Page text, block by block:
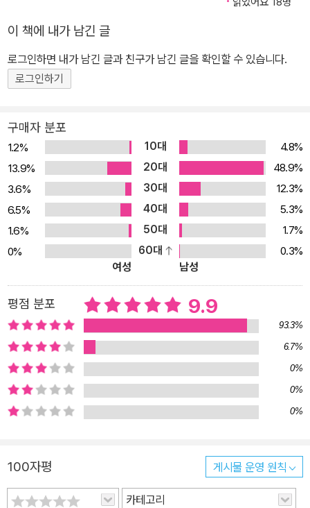
폰용 DMB 칩의 개발에도 참여하였으며, 현재는 ㈜액시스소프트의
CTO로 있으면서 웹 기반 솔루션 개발에 관심을 갖고 있다.
이 책에 내가 남긴 글
로그인하면 내가 남긴 글과 친구가 남긴 글을 확인할 수 있습니다.
로그인하기
구매자 분포
1.2% 10대
4.8%
13.9%
20대
48.9%
3.6%
30대
12.3%
6.5%
40대
5.3%
1.6%
50대
1.7%
0%
60대
0.3%
여성
남성
평점 분포 9.9
93.3%
6.7%
0%
0%
0%
100자평 게시물 운영 원칙
카테고리